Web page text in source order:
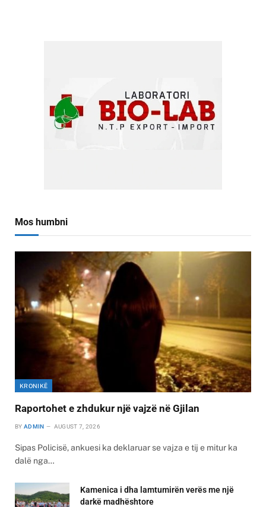
Mos humbni
KRONIKË
Raportohet e zhdukur një vajzë në Gjilan
BY ADMIN AUGUST 7, 2026
Sipas Policisë, ankuesi ka deklaruar se vajza e tij e mitur ka
dalë nga…
Kamenica i dha lamtumirën verës me një
darkë madhështore